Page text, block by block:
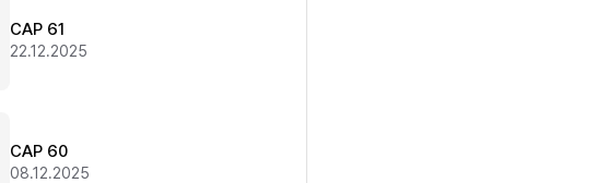
CAP 61
22.12.2025
CAP 60
08.12.2025